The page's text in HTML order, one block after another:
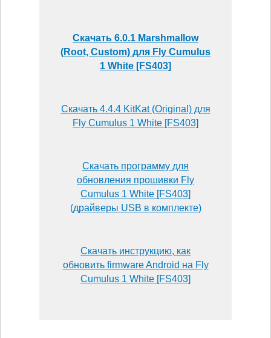
Скачать 6.0.1 Marshmallow
(Root, Custom) для Fly Cumulus
1 White [FS403]
Скачать 4.4.4 KitKat (Original) для
Fly Cumulus 1 White [FS403]
Скачать программу для
обновления прошивки Fly
Cumulus 1 White [FS403]
(драйверы USB в комплекте)
Скачать инструкцию, как
обновить firmware Android на Fly
Cumulus 1 White [FS403]